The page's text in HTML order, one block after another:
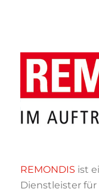
REMONDIS ist
Dienstleister für